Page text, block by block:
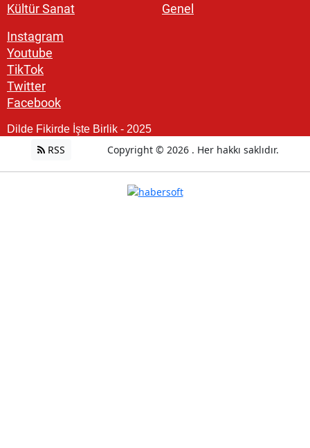
Kültür Sanat
Genel
Instagram
Youtube
TikTok
Twitter
Facebook
Dilde Fikirde İşte Birlik - 2025
RSS Copyright © 2026 . Her hakkı saklıdır.